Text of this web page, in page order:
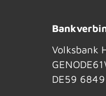
Volksbank
DE59